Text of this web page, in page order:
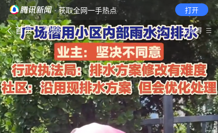
· 获取全网一手热点 打开
首页 视频 无障碍